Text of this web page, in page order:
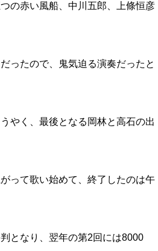
の赤い風船、中川五郎、上條恒彦
ったので、鬼気迫る演奏だったと
やく、最後となる岡林と高石の出
って歌い始めて、終了したのは午
となり、翌年の第2回には8000